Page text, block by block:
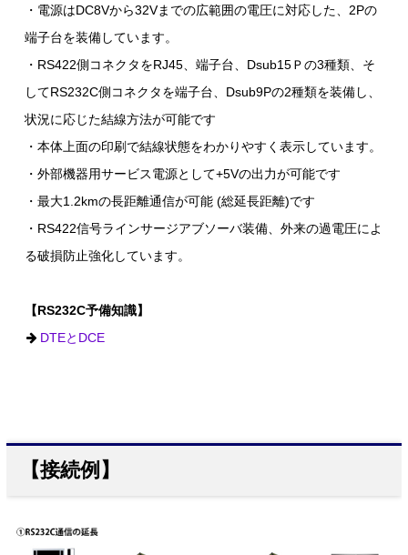
・電源はDC8Vから32Vまでの広範囲の電圧に対応した、2Pの
端子台を装備しています。
・RS422側コネクタをRJ45、端子台、Dsub15Ｐの3種類、そ
してRS232C側コネクタを端子台、Dsub9Pの2種類を装備し、
状況に応じた結線方法が可能です
・本体上面の印刷で結線状態をわかりやすく表示しています。
・外部機器用サービス電源として+5Vの出力が可能です
・最大1.2kmの長距離通信が可能 (総延長距離)です
・RS422信号ラインサージアブソーバ装備、外来の過電圧によ
る破損防止強化しています。
【RS232C予備知識】
DTEとDCE
【接続例】